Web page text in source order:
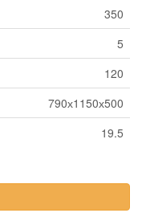
350
5
120
790х1150х500
19.5